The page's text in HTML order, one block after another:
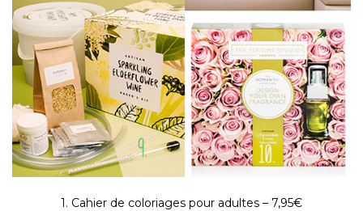
1. Cahier de coloriages pour adultes – 7,95€